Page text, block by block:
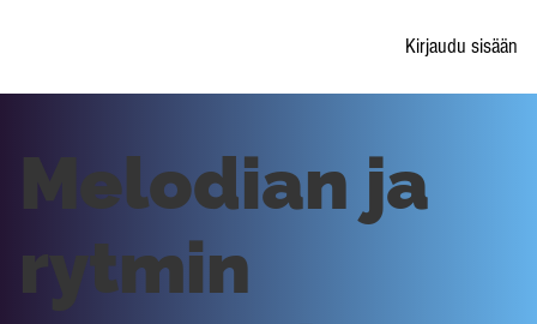
Kirjaudu sisään
Melodian ja
rytmin